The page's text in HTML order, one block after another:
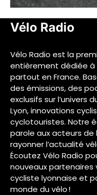
Vélo Radio
Vélo Radio est la
entièrement dédiée à
partout en France.
des émissions, des
exclusifs sur l’univers
Lyon, innovations
cyclotouristes. Notre
parole aux acteurs
rayonner l’actualité
Écoutez Vélo Radio
nouveaux partenaires
cycliste lyonnaise et
monde du vélo !